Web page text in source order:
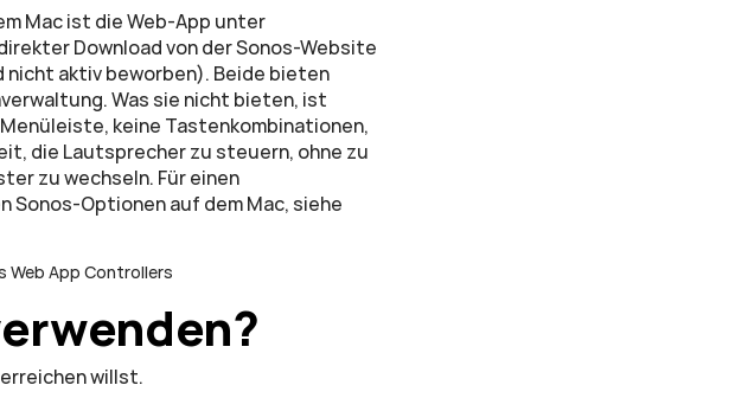
Download von der Sonos-Website
nicht aktiv beworben). Beide bieten
Was sie nicht bieten, ist
keine Tastenkombinationen,
die Lautsprecher zu steuern, ohne zu
zu wechseln. Für einen
Web App Controllers
willst.